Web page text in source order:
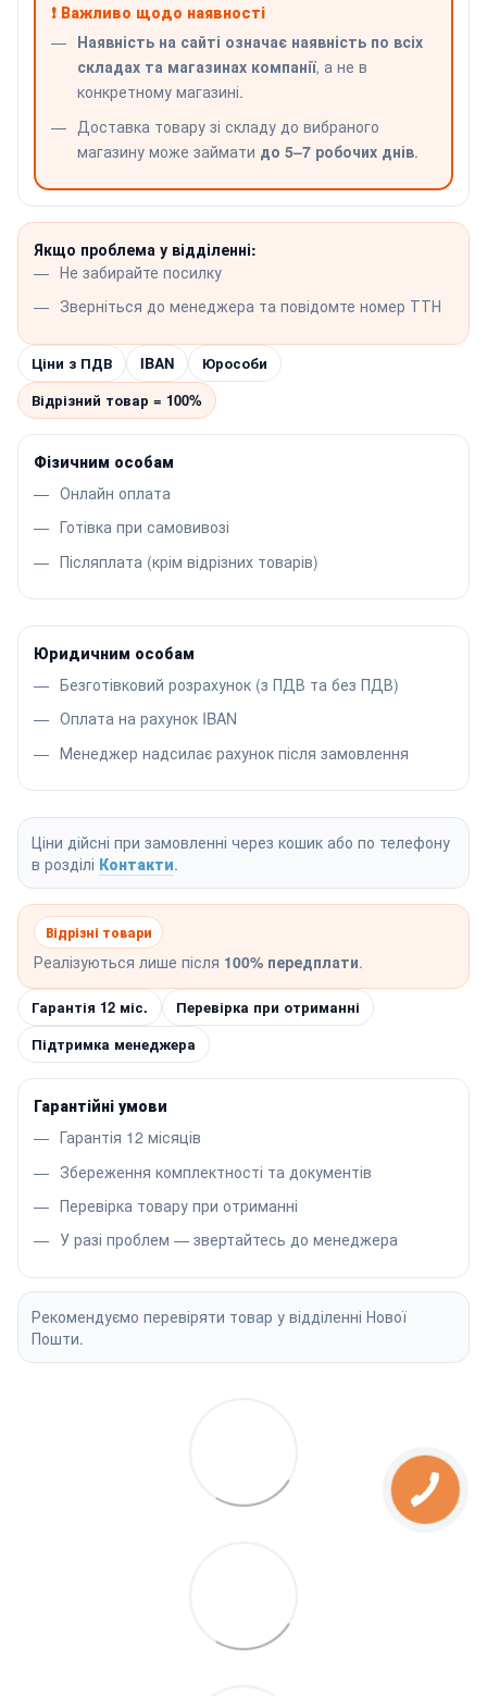
❗ Важливо щодо наявності
Наявність на сайті означає наявність по всіх
складах та магазинах компанії, а не в
конкретному магазині.
Доставка товару зі складу до вибраного
магазину може займати до 5–7 робочих днів.
Якщо проблема у відділенні:
Не забирайте посилку
Зверніться до менеджера та повідомте номер ТТН
Ціни з ПДВ IBAN
Юрособи
Відрізний товар = 100%
Фізичним особам
Онлайн оплата
Готівка при самовивозі
Післяплата (крім відрізних товарів)
Юридичним особам
Безготівковий розрахунок (з ПДВ та без ПДВ)
Оплата на рахунок IBAN
Менеджер надсилає рахунок після замовлення
Ціни дійсні при замовленні через кошик або по телефону
в розділі Контакти.
Відрізні товари
Реалізуються лише після 100% передплати.
Гарантія 12 міс.
Перевірка при отриманні
Підтримка менеджера
Гарантійні умови
Гарантія 12 місяців
Збереження комплектності та документів
Перевірка товару при отриманні
У разі проблем — звертайтесь до менеджера
Рекомендуємо перевіряти товар у відділенні Нової
Пошти.